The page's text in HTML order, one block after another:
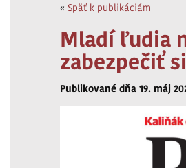
« Späť k publikáciám
Mladí ľudia
zabezpečiť
Publikované dňa 19. máj